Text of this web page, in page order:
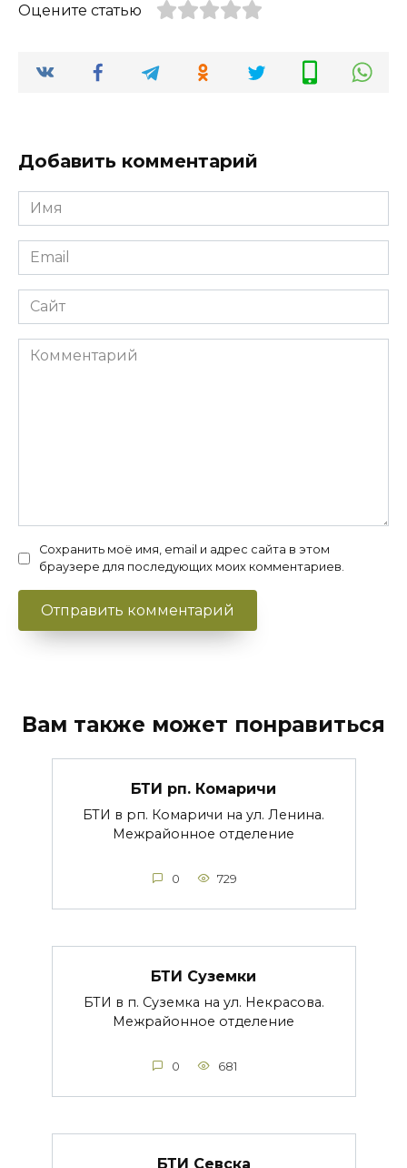
Оцените статью
Добавить комментарий
Имя
*
Email
*
Сайт
Комментарий
Сохранить моё имя, email и адрес сайта в этом
браузере для последующих моих комментариев.
Вам также может понравиться
БТИ рп. Комаричи
БТИ в рп. Комаричи на ул. Ленина.
Межрайонное отделение
0 729
БТИ Суземки
БТИ в п. Суземка на ул. Некрасова.
Межрайонное отделение
0 681
БТИ Севска